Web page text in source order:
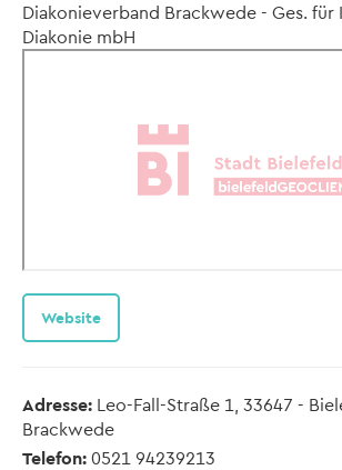
Diakonieverband Brackwede - Ges. für
Diakonie mbH
Website
Adresse: Leo-Fall-Straße 1, 33647 -
Brackwede
Telefon: 0521 94239213